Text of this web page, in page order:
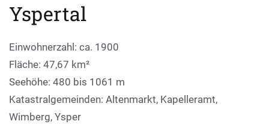
Yspertal
Einwohnerzahl: ca. 1900
Fläche: 47,67 km²
Seehöhe: 480 bis 1061 m
Katastralgemeinden: Altenmarkt, Kapelleramt,
Wimberg, Ysper